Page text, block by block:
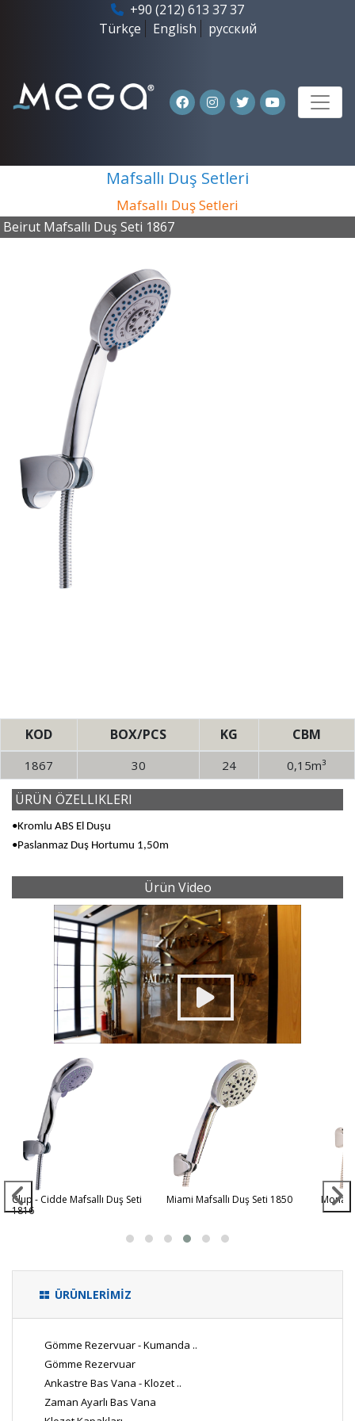
+90 (212) 613 37 37
Türkçe
English русский
Mafsallı Duş Setleri
Mafsallı Duş Setleri
Beirut Mafsallı Duş Seti 1867
KOD BOX/PCS KG CBM
1867 30 24 0,15m³
ÜRÜN ÖZELLIKLERI
•Kromlu ABS El Duşu
•Paslanmaz Duş Hortumu 1,50m
Ürün Video
Clup - Cidde Mafsallı Duş Seti
1816
Miami Mafsallı Duş Seti 1850
ÜRÜNLERİMİZ
Gömme Rezervuar - Kumanda ..
Gömme Rezervuar
Ankastre Bas Vana - Klozet ..
Zaman Ayarlı Bas Vana